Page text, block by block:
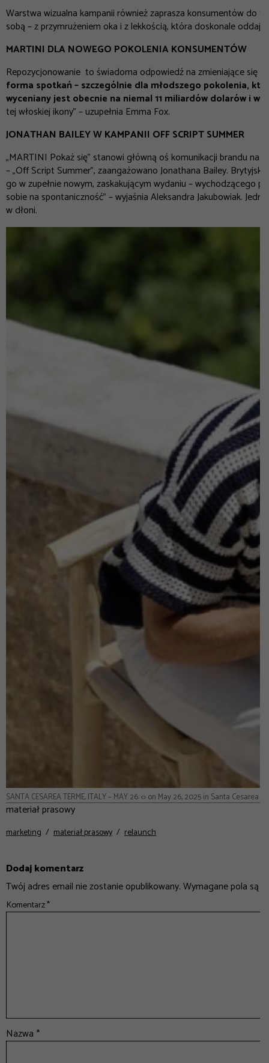
Warstwa wizualna kampanii również zaprasza konsumentów do
sobą – z przymrużeniem oka i z lekkością, która doskonale
MARTINI DLA NOWEGO POKOLENIA KONSUMENTÓW
Repozycjonowanie to świadoma odpowiedź na zmieniające się
forma spotkań – szczególnie dla młodszego pokolenia,
wyceniany jest obecnie na niemal 11 miliardów dolarów i
tej włoskiej ikony” – uzupełnia Emma Fox.
JONATHAN BAILEY W KAMPANII OFF SCRIPT SUMMER
„MARTINI Pokaż się” stanowi główną oś komunikacji brandu
– „Off Script Summer”, zaangażowano Jonathana Bailey.
go w zupełnie nowym, zaskakującym wydaniu – wychodzącego
sobie na spontaniczność” – wyjaśnia Aleksandra Jakubowiak.
w dłoni.
SANTA CESAREA TERME, ITALY – MAY 26: <> on May 26, 2025 in Santa
materiał prasowy
marketing materiał prasowy relaunch
Dodaj komentarz
Twój adres email nie zostanie opublikowany.Wymagane pola są
Komentarz*
Nazwa *